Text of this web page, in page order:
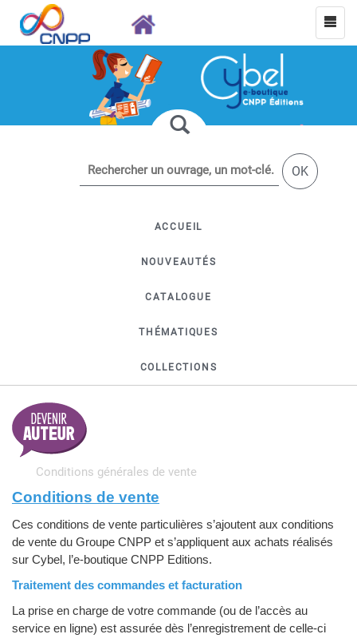
OK
ACCUEIL
NOUVEAUTÉS
CATALOGUE
THÉMATIQUES
COLLECTIONS
Conditions générales de vente
Conditions de vente
Ces conditions de vente particulières s’ajoutent aux conditions
de vente du Groupe CNPP et s’appliquent aux achats réalisés
sur Cybel, l’e-boutique CNPP Editions.
Traitement des commandes et facturation
La prise en charge de votre commande (ou de l’accès au
service en ligne) est assurée dès l’enregistrement de celle-ci